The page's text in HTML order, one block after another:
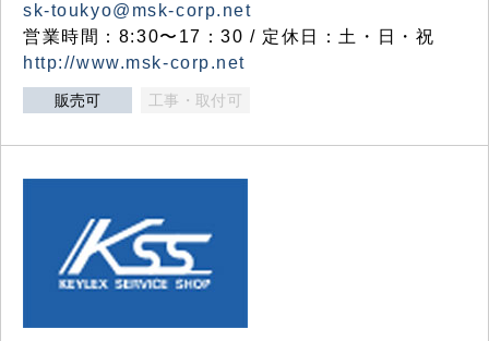
sk-toukyo@msk-corp.net
営業時間：8:30〜17：30 / 定休日：土・日・祝
http://www.msk-corp.net
販売可 工事・取付可